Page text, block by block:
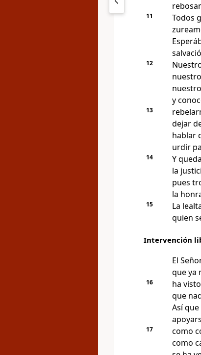
11
Todos
12
y
13
dejar
hablar
urdir
14
Y
la
pues
la
15
La
quien
Intervención
El
que ya
16
ha
que
Así
17
como
como